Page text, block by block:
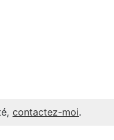
contactez-moi.